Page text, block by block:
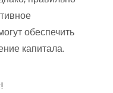
обеспечить
капитала.